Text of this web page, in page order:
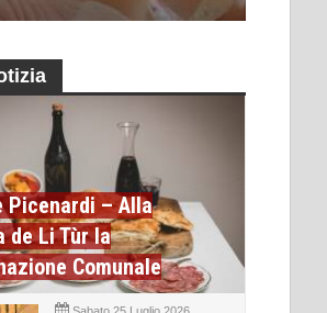
Picenardi – Alla
de Li Tùr la
Comunale